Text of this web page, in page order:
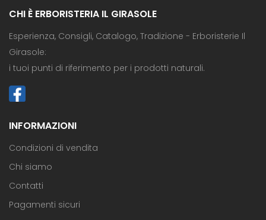
CHI È ERBORISTERIA IL GIRASOLE
Esperienza, Consigli, Catalogo, Tradizione - Erboristerie Il
Girasole:
i tuoi punti di riferimento per i prodotti naturali.
INFORMAZIONI
Condizioni di vendita
Chi siamo
Contatti
Pagamenti sicuri